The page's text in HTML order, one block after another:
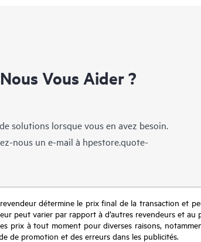
Vous Aider ?
solutions lorsque vous en avez besoin.
nous un e-mail à hpestore.quote-
détermine le prix final de la transaction et
peut varier par rapport à d’autres revendeurs et
prix à tout moment pour diverses raisons,
de promotion et des erreurs dans les publicités.